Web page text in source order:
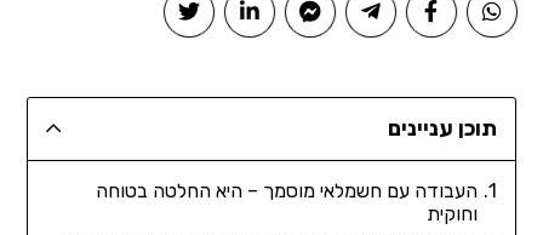
תוכן עניינים
העבודה עם חשמלאי מוסמך – היא החלטה בטוחה
וחוקית